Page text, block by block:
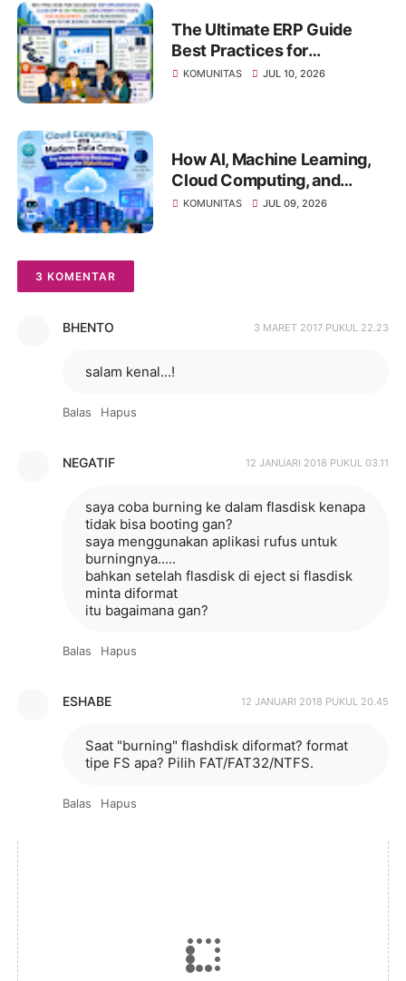
The Ultimate ERP Guide
Best Practices for
Successful ERP
Management, Change
Management, and Future
Business Transformation
KOMUNITAS JUL 10, 2026
How AI, Machine Learning,
Cloud Computing, and
Modern Data Centers Are
KOMUNITAS JUL 09, 2026
3 KOMENTAR
BHENTO 3 MARET 2017 PUKUL 22.23
salam kenal...!
Balas Hapus
NEGATIF 12 JANUARI 2018 PUKUL 03.11
saya coba burning ke dalam flasdisk kenapa
tidak bisa booting gan?
saya menggunakan aplikasi rufus untuk
burningnya.....
bahkan setelah flasdisk di eject si flasdisk
minta diformat
itu bagaimana gan?
Balas Hapus
ESHABE 12 JANUARI 2018 PUKUL 20.45
Saat "burning" flashdisk diformat? format
tipe FS apa? Pilih FAT/FAT32/NTFS.
Balas Hapus